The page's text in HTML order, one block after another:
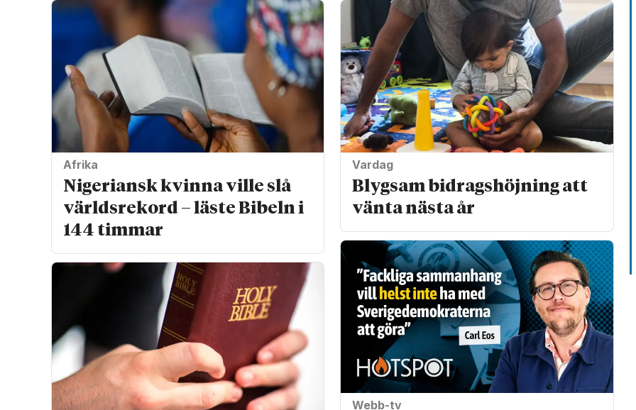
Afrika
Nigeriansk kvinna ville slå
världs­rekord – läste Bibeln i
144 timmar
Vardag
Blygsam bidrags­höjning att
vänta nästa år
Webb-tv